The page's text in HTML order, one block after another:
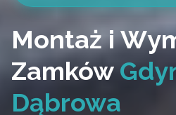
Montaż i
Zamków
Dąbrowa